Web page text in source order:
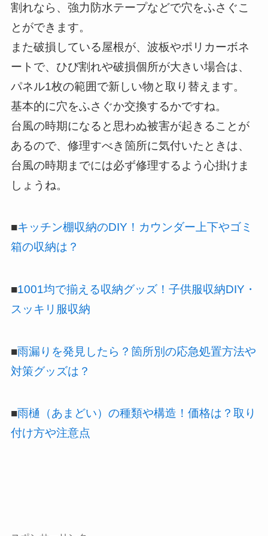
割れなら、強力防水テープなどで穴をふさぐこ
とができます。
また破損している屋根が、波板やポリカーボネ
ートで、ひび割れや破損個所が大きい場合は、
パネル1枚の範囲で新しい物と取り替えます。
基本的に穴をふさぐか交換するかですね。
台風の時期になると思わぬ被害が起きることが
あるので、修理すべき箇所に気付いたときは、
台風の時期までには必ず修理するよう心掛けま
しょうね。
■キッチン棚収納のDIY！カウンダー上下やゴミ
箱の収納は？
■1001均で揃える収納グッズ！子供服収納DIY・
スッキリ服収納
■雨漏りを発見したら？箇所別の応急処置方法や
対策グッズは？
■雨樋（あまどい）の種類や構造！価格は？取り
付け方や注意点